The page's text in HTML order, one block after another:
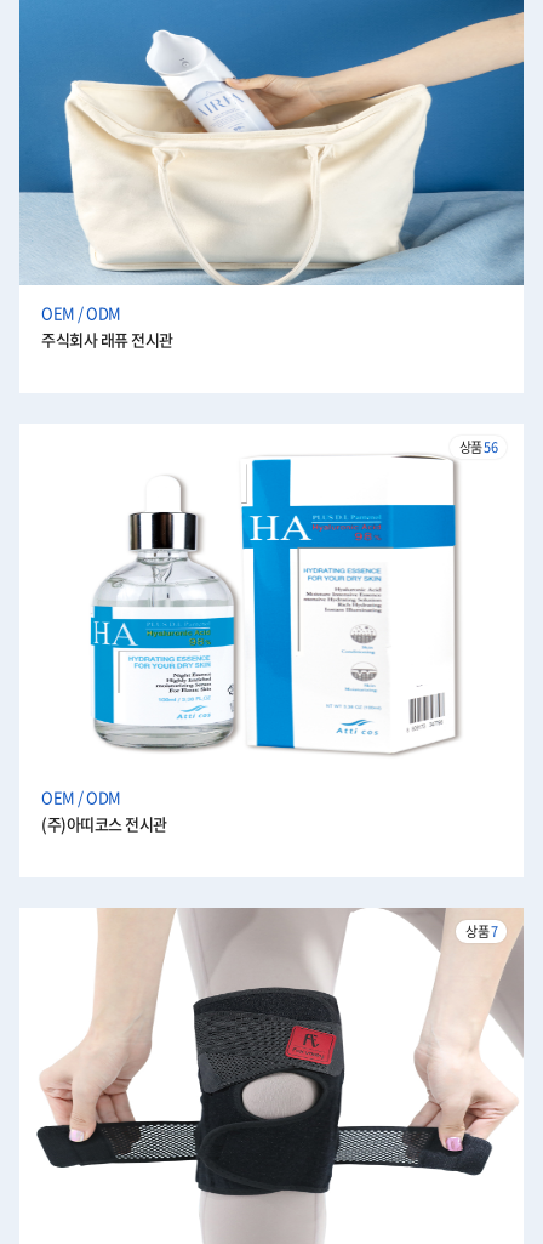
OEM / ODM
주식회사 래퓨 전시관
상품56
OEM / ODM
(주)아띠코스 전시관
상품7